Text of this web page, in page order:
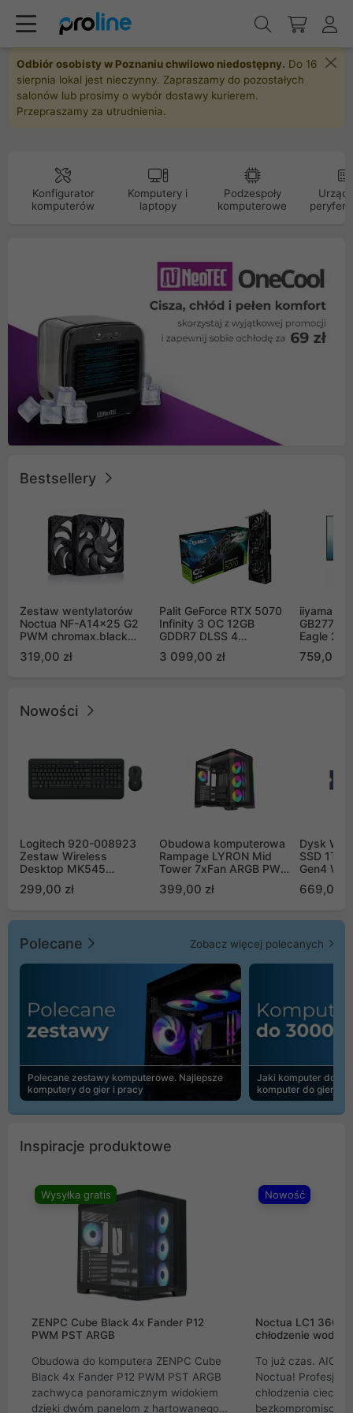
Odbiór osobisty w Poznaniu chwilowo niedostępny. Do 16
sierpnia lokal jest nieczynny. Zapraszamy do pozostałych
salonów lub prosimy o wybór dostawy kurierem.
Przepraszamy za utrudnienia.
Konfigurator
komputerów
Komputery i
laptopy
Podzespoły
komputerowe
Bestsellery
Zestaw wentylatorów
Noctua NF-A14x25 G2
PWM chromax.black
Push Pull (2szt)
319,00 zł
Palit GeForce RTX 5070
Infinity 3 OC 12GB
GDDR7 DLSS 4
GB2050S)
3 099,00 zł
iiyama G-
Eagle 27"
759,00 zł
Nowości
Logitech 920-008923
Zestaw Wireless
Desktop MK545
299,00 zł
Obudowa komputerowa
Rampage LYRON Mid
Tower 7xFan ARGB PWM
399,00 zł
Dysk WD
SSD 1TB
Gen4
669,00
Polecane Zobacz więcej polecanych
Polecane zestawy komputerowe. Najlepsze
komputery do gier i pracy
Jaki komputer do
komputer do gier |
Inspiracje produktowe
Wysyłka gratis
ZENPC Cube Black 4x Fander P12
PWM PST ARGB
Obudowa do komputera ZENPC Cube
Black 4x Fander P12 PWM PST ARGB
zachwyca panoramicznym widokiem
dzięki dwóm panelom z hartowanego
Nowość
Noctua LC1
chłodzenie wodne
To już czas. AIO
Noctua!
chłodzenia cieczą